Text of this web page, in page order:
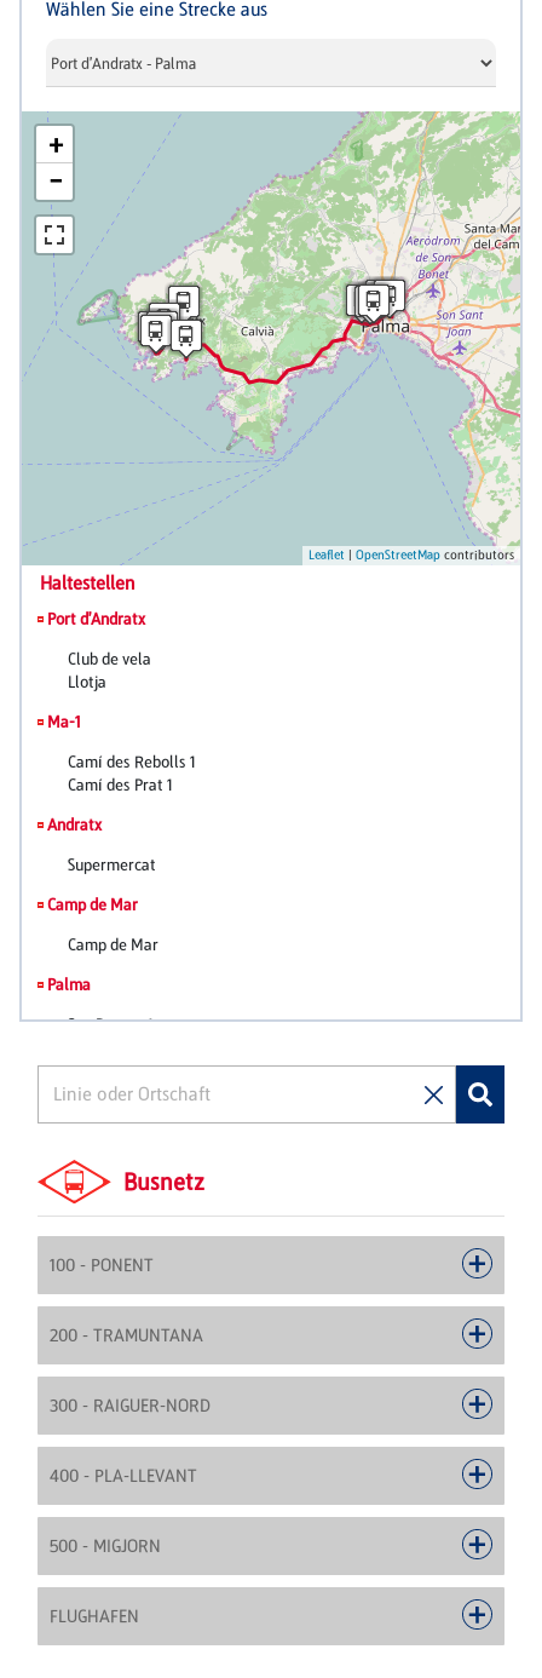
Busnetz
100 - PONENT
200 - TRAMUNTANA
300 - RAIGUER-NORD
400 - PLA-LLEVANT
500 - MIGJORN
FLUGHAFEN